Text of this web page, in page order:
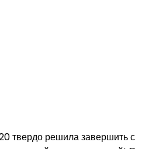
твердо решила завершить с